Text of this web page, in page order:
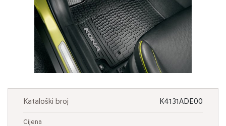
Kataloški broj K4131ADE00
Cijena